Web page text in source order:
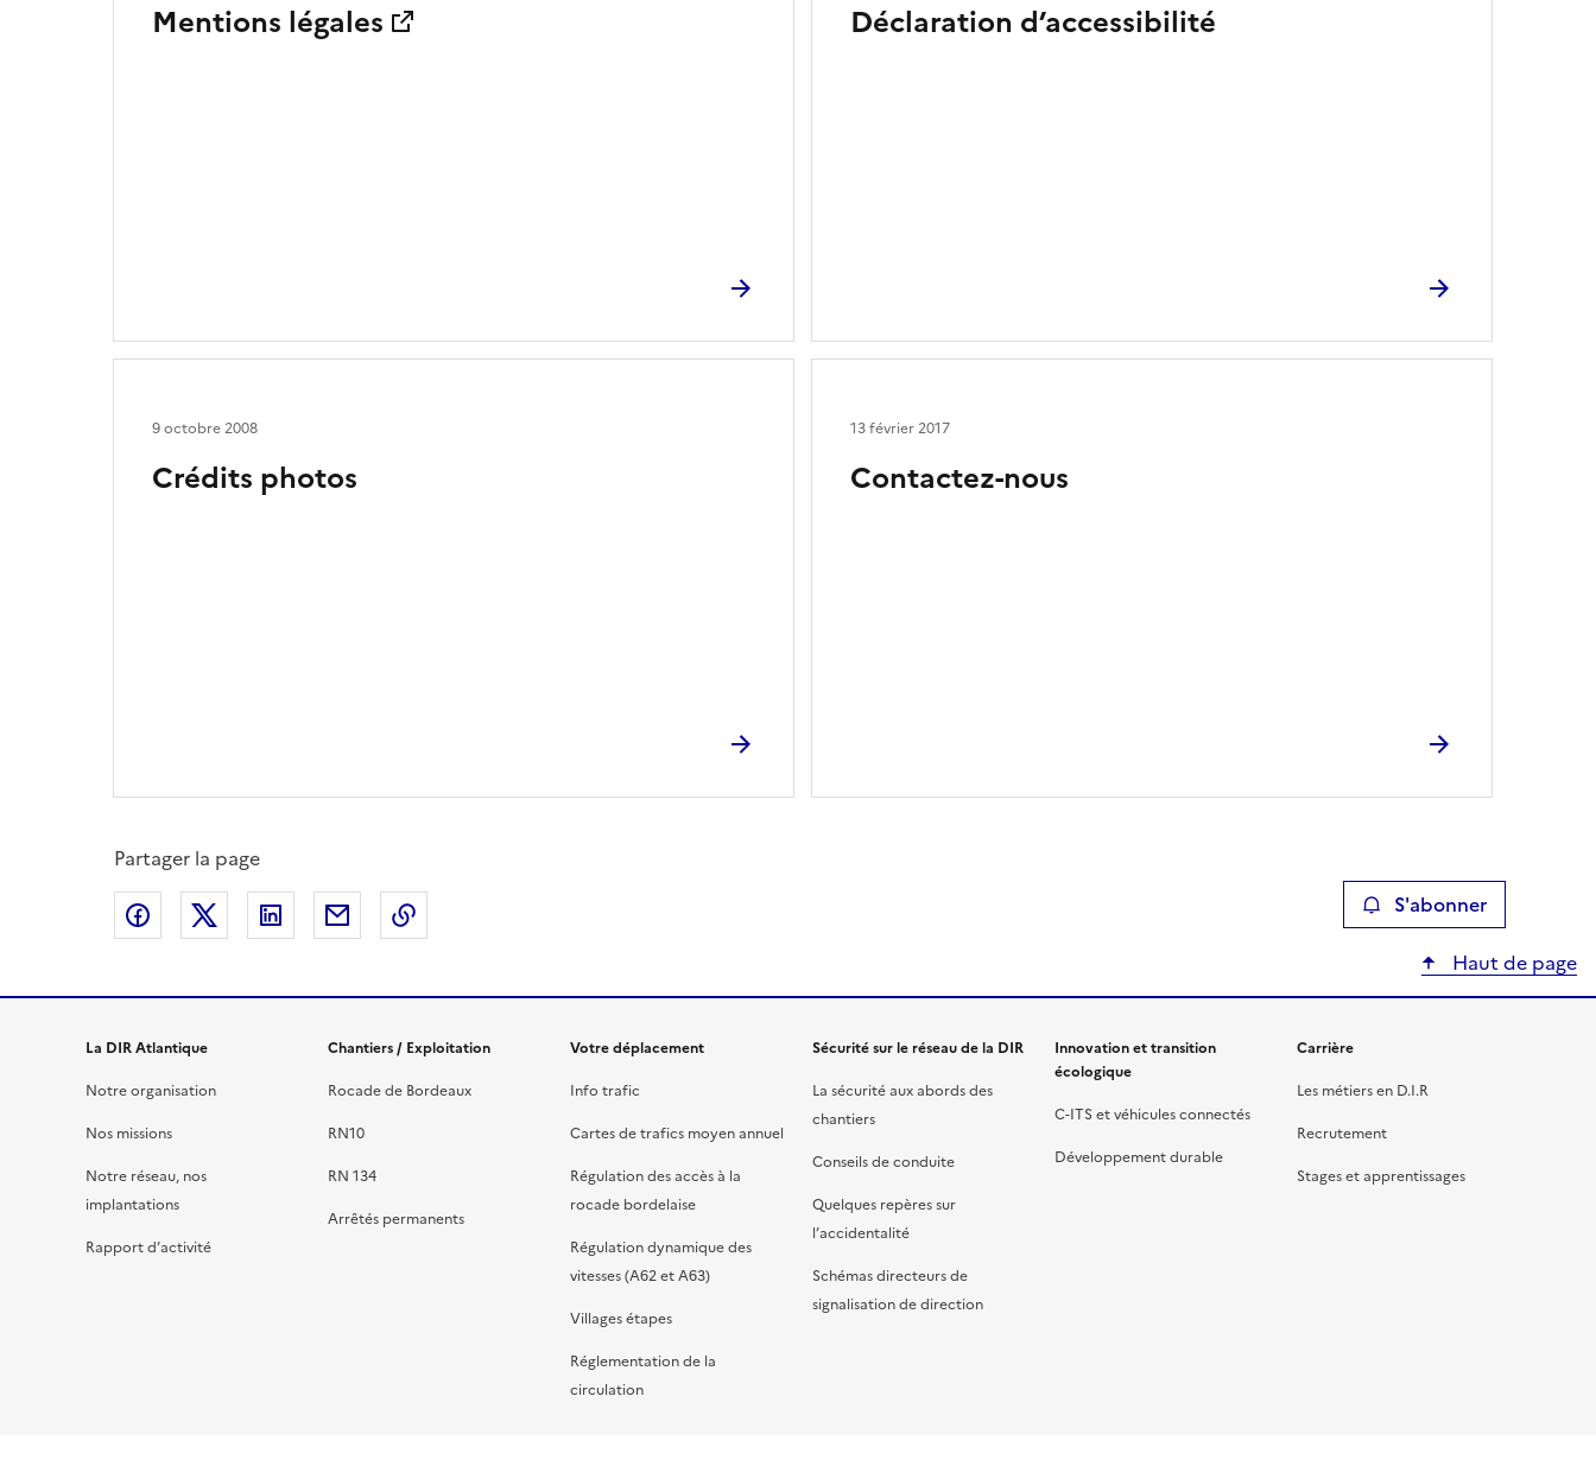
Mentions légales Déclaration d’accessibilité
Crédits photos
9 octobre 2008
Contactez-nous
13 février 2017
Partager la page
Partager sur Facebook
Partager sur XPartager sur LinkedIn
Partager par email S'abonner
Haut de page
La DIR Atlantique
Notre organisation
Nos missions
Notre réseau, nos
implantations
Rapport d’activité
Chantiers / Exploitation
Rocade de Bordeaux
RN10
RN 134
Arrêtés permanents
Votre déplacement
Info trafic
Cartes de trafics moyen annuel
Régulation des accès à la
rocade bordelaise
Régulation dynamique des
vitesses (A62 et A63)
Villages étapes
Réglementation de la
circulation
Sécurité sur le réseau de la DIR
La sécurité aux abords des
chantiers
Conseils de conduite
Quelques repères sur
l’accidentalité
Schémas directeurs de
signalisation de direction
Innovation et transition
écologique
C-ITS et véhicules connectés
Développement durable
Carrière
Les métiers en D.I.R
Recrutement
Stages et apprentissages